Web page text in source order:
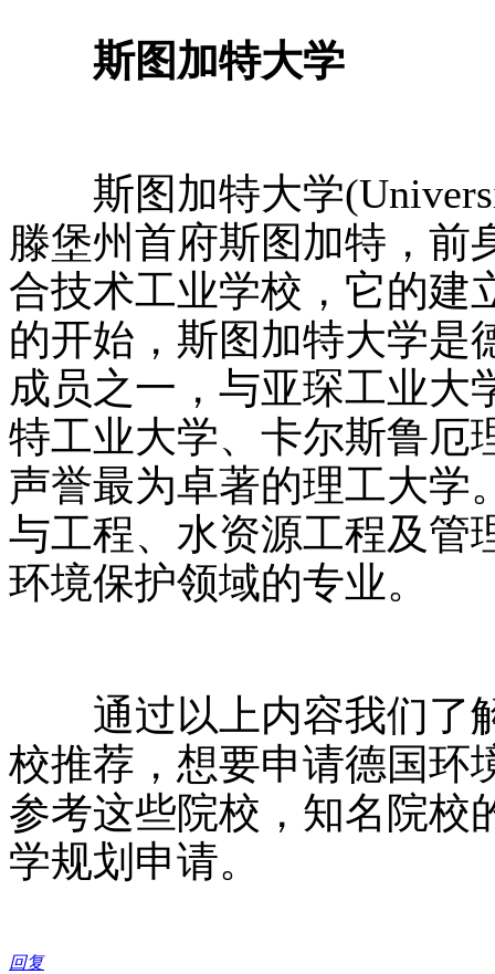
斯图加特大学
斯图加特大学
滕堡州首府斯图加特，前
合技术工业学校，它的建
的开始，斯图加特大学是
成员之一，与亚琛工业大
特工业大学、卡尔斯鲁厄
声誉最为卓著的理工大学
与工程、水资源工程及管
环境保护领域的专业。
通过以上内容我们了
校推荐，想要申请德国环
参考这些院校，知名院校
学规划申请。
回复